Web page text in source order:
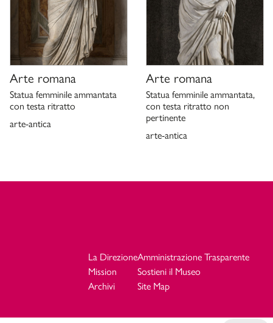
Arte romana
Statua femminile ammantata
con testa ritratto
arte-antica
Arte romana
Statua femminile ammantata,
con testa ritratto non
pertinente
arte-antica
La Direzione
Mission
Archivi
Amministrazione Trasparente
Sostieni il Museo
Site Map